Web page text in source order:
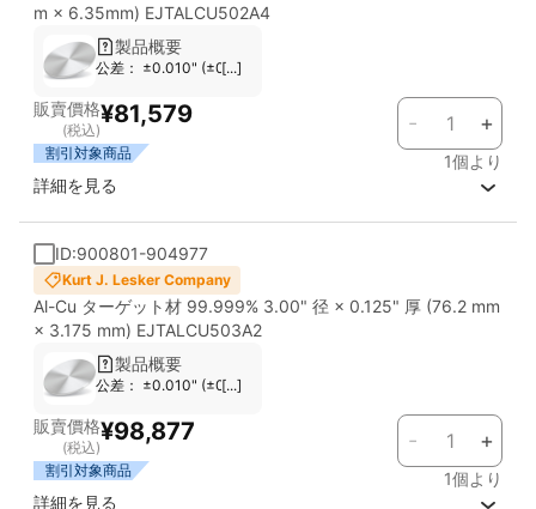
m × 6.35mm) EJTALCU502A4
製品概要
公差： ±0.010" (±0.254 mm) 対応スパッタガン： Most Standard
[...]
販賣價格
(税込)
¥81,579
割引対象商品
- +
1個より
詳細を見る
ID:900801-904977
Kurt J. Lesker Company
Al-Cu ターゲット材 99.999% 3.00" 径 × 0.125" 厚 (76.2 mm
× 3.175 mm) EJTALCU503A2
製品概要
公差： ±0.010" (±0.254 mm) 対応スパッタガン： Most Standard
[...]
販賣價格
(税込)
¥98,877
割引対象商品
- +
1個より
詳細を見る